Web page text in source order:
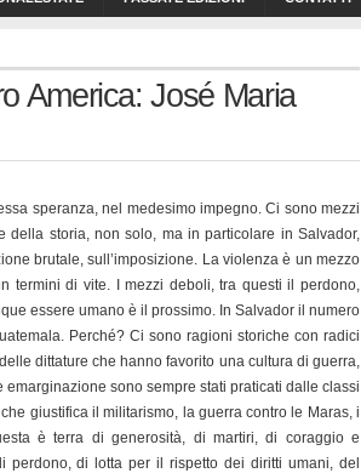
America: José Maria
speranza, nel medesimo impegno. Ci sono mezzi
della storia, non solo, ma in particolare in Salvador,
brutale, sull’imposizione. La violenza è un mezzo
termini di vite. I mezzi deboli, tra questi il perdono,
essere umano è il prossimo. In Salvador il numero
Perché? Ci sono ragioni storiche con radici
dittature che hanno favorito una cultura di guerra,
sono sempre stati praticati dalle classi
giustifica il militarismo, la guerra contro le Maras, i
è terra di generosità, di martiri, di coraggio e
di lotta per il rispetto dei diritti umani, del